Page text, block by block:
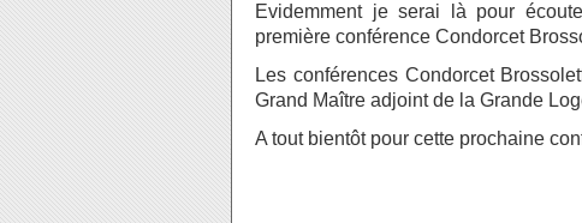
Evidemment je serai là pour
première conférence Condorcet
Les conférences Condorcet
Grand Maître adjoint de la Grande
A tout bientôt pour cette prochaine